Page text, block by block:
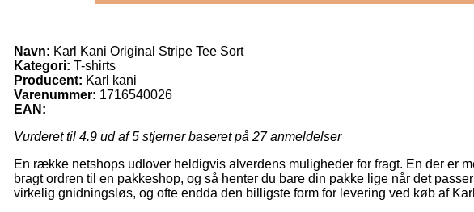
Navn: Karl Kani Original Stripe Tee Sort
Kategori: T-shirts
Producent: Karl kani
Varenummer: 1716540026
EAN:
Vurderet til 4.9 ud af 5 stjerner baseret på 27anmeldelser
En række netshops udlover heldigvis alverdens muligheder for fragt. En der er
bragt ordren til en pakkeshop, og så henter du bare din pakke lige når det
virkelig gnidningsløs, og ofte endda den billigste form for levering ved køb af